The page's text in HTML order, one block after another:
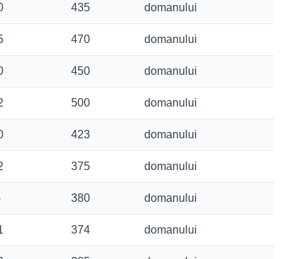
435 domanului
470 domanului
450 domanului
500 domanului
423 domanului
375 domanului
380 domanului
374 domanului